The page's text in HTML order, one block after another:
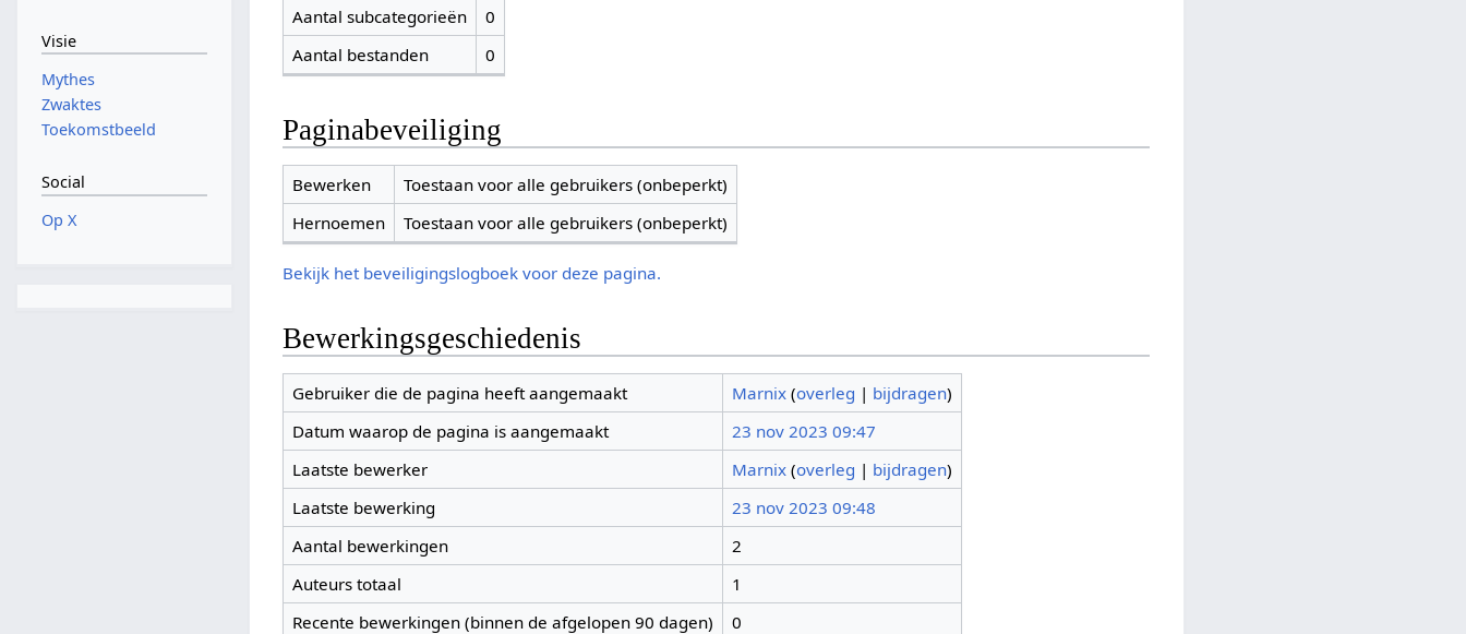
Aantal subcategorieën
0
Aantal bestanden
0
Paginabeveiliging
Bewerken
Toestaan voor alle gebruikers (onbeperkt)
Hernoemen
Toestaan voor alle gebruikers (onbeperkt)
Bekijk het beveiligingslogboek voor deze pagina.
Bewerkingsgeschiedenis
Gebruiker die de pagina heeft aangemaakt Marnix (overleg | bijdragen)
Datum waarop de pagina is aangemaakt
23 nov 2023 09:47
Laatste bewerker
Marnix (overleg | bijdragen)
Laatste bewerking
23 nov 2023 09:48
Aantal bewerkingen
2
Auteurs totaal
1
Recente bewerkingen (binnen de afgelopen 90 dagen)
0
Visie
Mythes
Zwaktes
Toekomstbeeld
Social
Op X